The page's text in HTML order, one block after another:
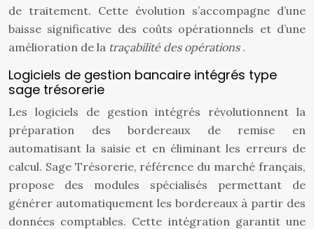
de traitement. Cette évolution s’accompagne d’une
baisse significative des coûts opérationnels et d’une
amélioration de la traçabilité des opérations .
Logiciels de gestion bancaire intégrés type
sage trésorerie
Les logiciels de gestion intégrés révolutionnent la
préparation des bordereaux de remise en
automatisant la saisie et en éliminant les erreurs de
calcul. Sage Trésorerie, référence du marché français,
propose des modules spécialisés permettant de
générer automatiquement les bordereaux à partir des
données comptables. Cette intégration garantit une